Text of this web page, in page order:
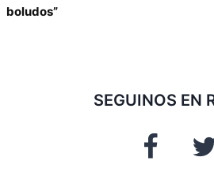
boludos”
SEGUINOS EN